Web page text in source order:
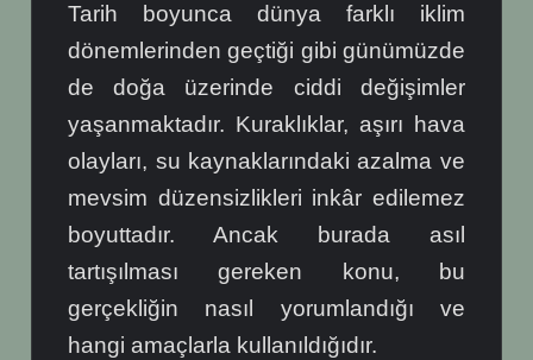
Tarih boyunca dünya farklı iklim
dönemlerinden geçtiği gibi günümüzde
de doğa üzerinde ciddi değişimler
yaşanmaktadır. Kuraklıklar, aşırı hava
olayları, su kaynaklarındaki azalma ve
mevsim düzensizlikleri inkâr edilemez
boyuttadır. Ancak burada asıl
tartışılması gereken konu, bu
gerçekliğin nasıl yorumlandığı ve
hangi amaçlarla kullanıldığıdır.